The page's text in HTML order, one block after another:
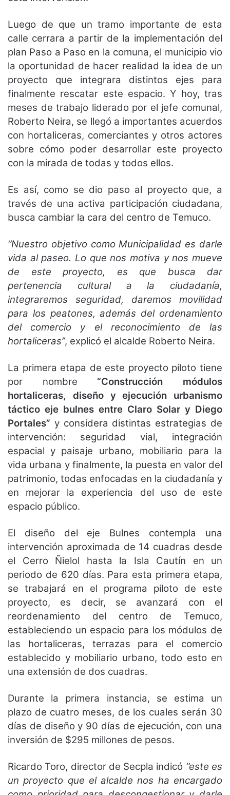
Luego de que un tramo importante de esta
calle cerrara a partir de la implementación del
plan Paso a Paso en la comuna, el municipio vio
la oportunidad de hacer realidad la idea de un
proyecto que integrara distintos ejes para
finalmente rescatar este espacio. Y hoy, tras
meses de trabajo liderado por el jefe comunal,
Roberto Neira, se llegó a importantes acuerdos
con hortaliceras, comerciantes y otros actores
sobre cómo poder desarrollar este proyecto
con la mirada de todas y todos ellos.
Es así, como se dio paso al proyecto que, a
través de una activa participación ciudadana,
busca cambiar la cara del centro de Temuco.
‘’Nuestro objetivo como Municipalidad es darle
vida al paseo. Lo que nos motiva y nos mueve
de este proyecto, es que busca dar
pertenencia cultural a la ciudadanía,
integraremos seguridad, daremos movilidad
para los peatones, además del ordenamiento
del comercio y el reconocimiento de las
hortaliceras’’, explicó el alcalde Roberto Neira.
La primera etapa de este proyecto piloto tiene
por nombre “Construcción módulos
hortaliceras, diseño y ejecución urbanismo
táctico eje bulnes entre Claro Solar y Diego
Portales” y considera distintas estrategias de
intervención: seguridad vial, integración
espacial y paisaje urbano, mobiliario para la
vida urbana y finalmente, la puesta en valor del
patrimonio, todas enfocadas en la ciudadanía y
en mejorar la experiencia del uso de este
espacio público.
El diseño del eje Bulnes contempla una
intervención aproximada de 14 cuadras desde
el Cerro Ñielol hasta la Isla Cautín en un
periodo de 620 días. Para esta primera etapa,
se trabajará en el programa piloto de este
proyecto, es decir, se avanzará con el
reordenamiento del centro de Temuco,
estableciendo un espacio para los módulos de
las hortaliceras, terrazas para el comercio
establecido y mobiliario urbano, todo esto en
una extensión de dos cuadras.
Durante la primera instancia, se estima un
plazo de cuatro meses, de los cuales serán 30
días de diseño y 90 días de ejecución, con una
inversión de $295 millones de pesos.
Ricardo Toro, director de Secpla indicó ‘’este es
un proyecto que el alcalde nos ha encargado